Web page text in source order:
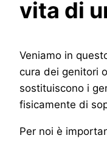
vita di
Veniamo in
cura dei genitori
sostituiscono i
fisicamente di
Per noi è